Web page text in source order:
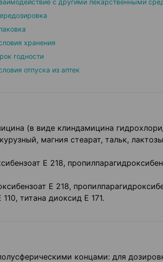
с другими лекарственными
хранения
годности
отпуска из аптек
(в виде клиндамицина
магния стеарат, тальк, лактозы
E 218,
E 218,
титана диоксид Е 171.
концами: для